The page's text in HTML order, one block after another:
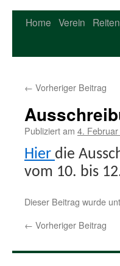
Zum
Home Verein Reiten
← Vorheriger Beitrag
Publiziert am 4.
Hier die
vom 10. bis
Dieser Beitrag wurde
← Vorheriger Beitrag